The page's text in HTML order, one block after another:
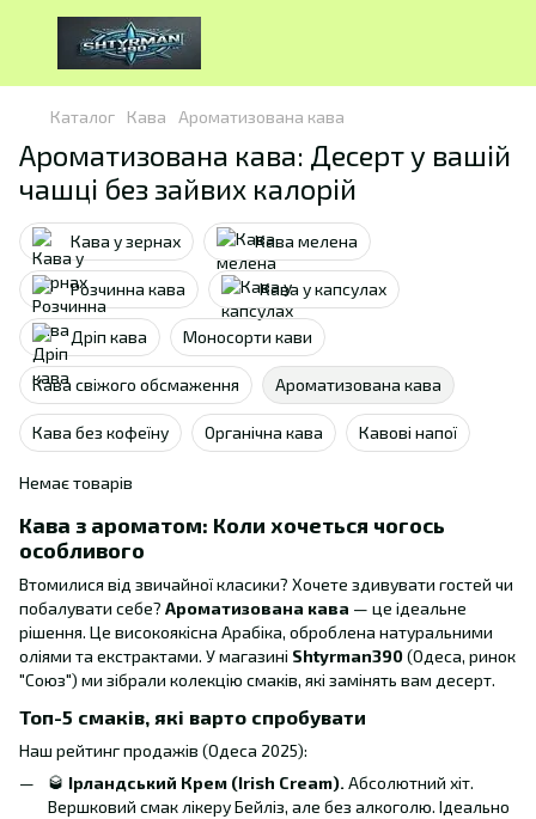
Каталог Кава Ароматизована кава
Ароматизована кава: Десерт у вашій
чашці без зайвих калорій
Кава у зернах Кава мелена
Розчинна кава Кава у капсулах
Дріп кава Моносорти кави
Кава свіжого обсмаження Ароматизована кава
Кава без кофеїну Органічна кава Кавові напої
Немає товарів
Кава з ароматом: Коли хочеться чогось
особливого
Втомилися від звичайної класики? Хочете здивувати гостей чи
побалувати себе? Ароматизована кава — це ідеальне
рішення. Це високоякісна Арабіка, оброблена натуральними
оліями та екстрактами. У магазині Shtyrman390(Одеса, ринок
"Союз") ми зібрали колекцію смаків, які замінять вам десерт.
Топ-5 смаків, які варто спробувати
Наш рейтинг продажів (Одеса 2025):
🥃 Ірландський Крем (Irish Cream). Абсолютний хіт.
Вершковий смак лікеру Бейліз, але без алкоголю. Ідеально